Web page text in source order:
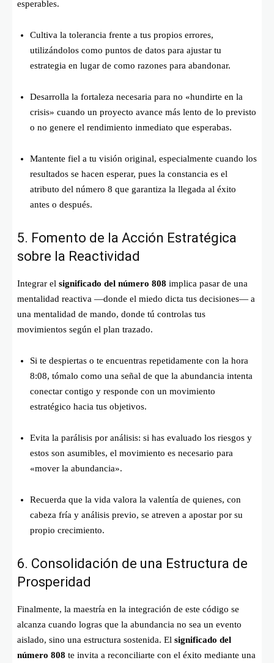
esperables.
Cultiva la tolerancia frente a tus propios errores,
utilizándolos como puntos de datos para ajustar tu
estrategia en lugar de como razones para abandonar.
Desarrolla la fortaleza necesaria para no «hundirte en la
crisis» cuando un proyecto avance más lento de lo previsto
o no genere el rendimiento inmediato que esperabas.
Mantente fiel a tu visión original, especialmente cuando los
resultados se hacen esperar, pues la constancia es el
atributo del número 8 que garantiza la llegada al éxito
antes o después.
5. Fomento de la Acción Estratégica
sobre la Reactividad
Integrar el significado del número 808 implica pasar de una
mentalidad reactiva —donde el miedo dicta tus decisiones— a
una mentalidad de mando, donde tú controlas tus
movimientos según el plan trazado.
Si te despiertas o te encuentras repetidamente con la hora
8:08, tómalo como una señal de que la abundancia intenta
conectar contigo y responde con un movimiento
estratégico hacia tus objetivos.
Evita la parálisis por análisis: si has evaluado los riesgos y
estos son asumibles, el movimiento es necesario para
«mover la abundancia».
Recuerda que la vida valora la valentía de quienes, con
cabeza fría y análisis previo, se atreven a apostar por su
propio crecimiento.
6. Consolidación de una Estructura de
Prosperidad
Finalmente, la maestría en la integración de este código se
alcanza cuando logras que la abundancia no sea un evento
aislado, sino una estructura sostenida. El significado del
número 808 te invita a reconciliarte con el éxito mediante una